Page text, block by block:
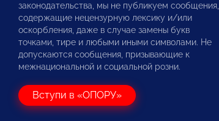
законодательства, мы не публикуем сообщения,
содержащие нецензурную лексику и/или
оскорбления, даже в случае замены букв
точками, тире и любыми иными символами. Не
допускаются сообщения, призывающие к
межнациональной и социальной розни.
Вступи в «ОПОРУ»